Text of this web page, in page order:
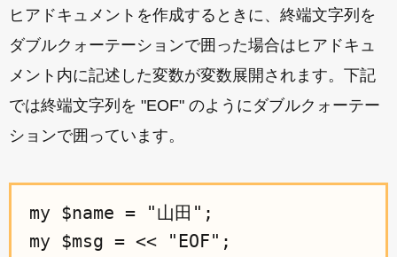
ヒアドキュメントを作成するときに、終端文字列を
ダブルクォーテーションで囲った場合はヒアドキュ
メント内に記述した変数が変数展開されます。下記
では終端文字列を "EOF" のようにダブルクォーテー
ションで囲っています。
my $name = "山田";
my $msg = << "EOF";